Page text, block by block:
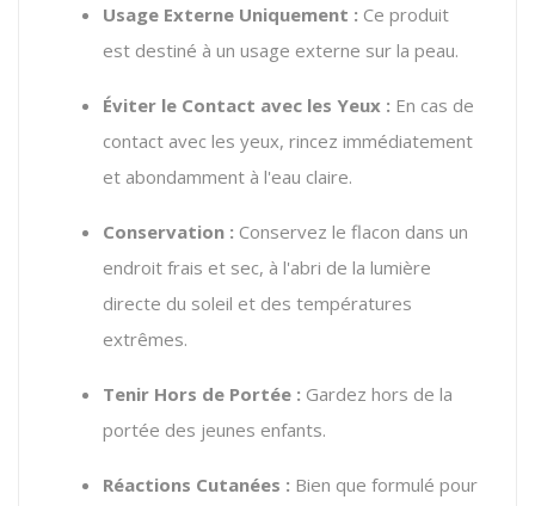
Usage Externe Uniquement : Ce produit
est destiné à un usage externe sur la peau.
Éviter le Contact avec les Yeux : En cas de
contact avec les yeux, rincez immédiatement
et abondamment à l'eau claire.
Conservation : Conservez le flacon dans un
endroit frais et sec, à l'abri de la lumière
directe du soleil et des températures
extrêmes.
Tenir Hors de Portée : Gardez hors de la
portée des jeunes enfants.
Réactions Cutanées : Bien que formulé pour